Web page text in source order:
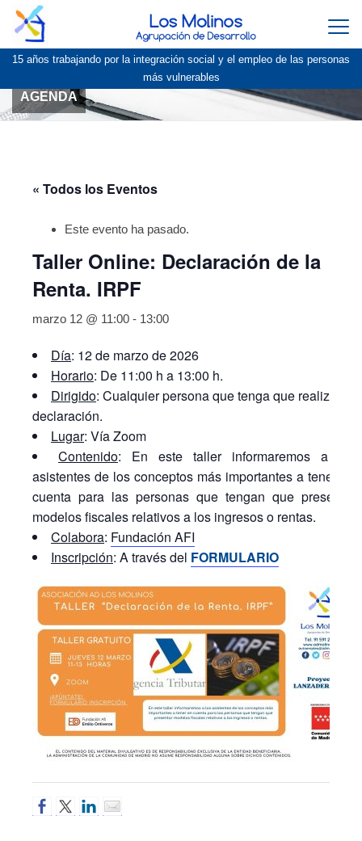
15 años trabajando por la integración social y el empleo de las personas
más vulnerables
AGENDA
« Todos los Eventos
Este evento ha pasado.
Taller Online: Declaración de la
Renta. IRPF
marzo 12 @ 11:00 - 13:00
Día: 12 de marzo de 2026
Horario: De 11:00 h a 13:00 h.
Dirigido: Cualquier persona que tenga que realizar la
declaración.
Lugar: Vía Zoom
Contenido: En este taller informaremos a los
asistentes de los conceptos más importantes a tener en
cuenta para las personas que tengan que presentar
modelos fiscales relativos a los ingresos o rentas.
Colabora: Fundación AFI
Inscripción: A través del FORMULARIO